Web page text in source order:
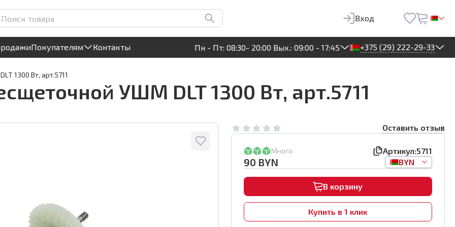
Круглосуточный! Прием заявок на сайте
Вход
Покупателям Контакты Пн - Пт: 08:30- 20:00 Вых.: 09:00 - 17:45 +375 (29) 222-29-33
Вт, арт.5711
В корзину
1300 Вт, арт.5711
УШМ DLT 1300 Вт, арт.5711
Оставить отзыв
Много Артикул:5711
90 BYN BYN
В корзину
Купить в 1 клик